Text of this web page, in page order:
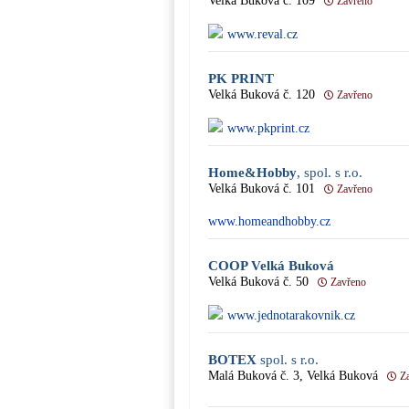
www.reval.cz
PK PRINT
Velká Buková č. 120 Zavřeno
www.pkprint.cz
Home&Hobby, spol. s r.o.
Velká Buková č. 101 Zavřeno
www.homeandhobby.cz
COOP Velká Buková
Velká Buková č. 50 Zavřeno
www.jednotarakovnik.cz
BOTEX spol. s r.o.
Malá Buková č. 3, Velká Buková